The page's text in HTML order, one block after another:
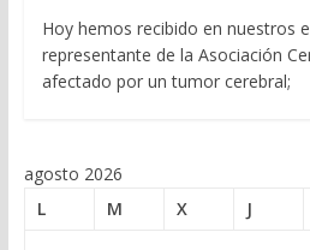
Hoy hemos recibido en nuestros
representante de la Asociación
afectado por un tumor cerebral;
agosto 2026
L
M X J